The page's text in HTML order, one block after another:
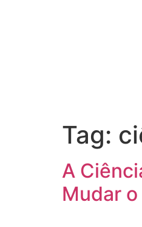
Tag:
A
Mudar